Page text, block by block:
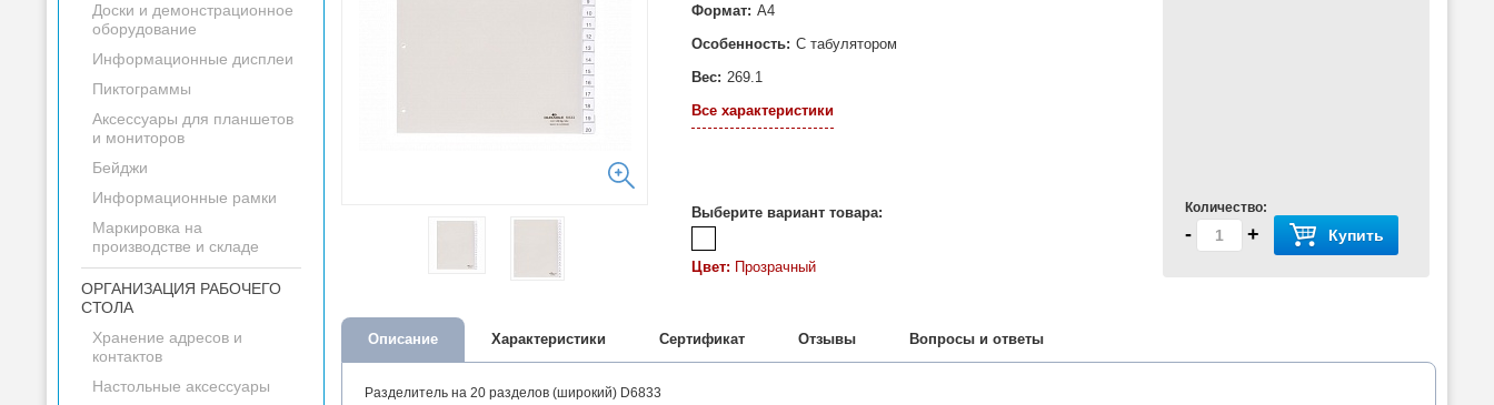
Доски и демонстрационное
оборудование
Информационные дисплеи
Пиктограммы
Аксессуары для планшетов
и мониторов
Бейджи
Информационные рамки
Маркировка на
производстве и складе
ОРГАНИЗАЦИЯ РАБОЧЕГО
СТОЛА
Хранение адресов и
контактов
Настольные аксессуары
Формат: А4
Особенность: С табулятором
Вес: 269.1
Все характеристики
Выберите вариант товара:
Цвет: Прозрачный
Количество:
- + Купить
Описание Характеристики Сертификат Отзывы Вопросы и ответы
Разделитель на 20 разделов (широкий) D6833